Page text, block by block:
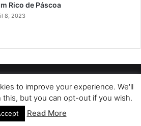
Rico de Páscoa
8, 2023
SOBRE NÓS
POLÍTICA DE COOKIES
TERMOS DE USO
to improve your experience. We'll
this, but you can opt-out if you wish.
Read More